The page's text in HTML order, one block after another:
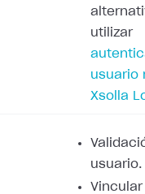
utilizar
usuario
Xsolla
usuario.